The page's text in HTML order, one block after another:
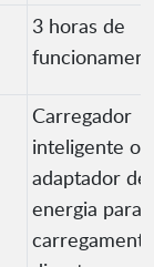
3 horas de
Carregador
inteligente ou
adaptador de
energia para
carregamento